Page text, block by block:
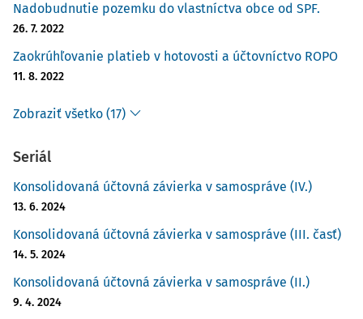
Nadobudnutie pozemku do vlastníctva obce od SPF.
26. 7. 2022
Zaokrúhľovanie platieb v hotovosti a účtovníctvo ROPO
11. 8. 2022
Zobraziť všetko (17)
Seriál
Konsolidovaná účtovná závierka v samospráve (IV.)
13. 6. 2024
Konsolidovaná účtovná závierka v samospráve (III. časť)
14. 5. 2024
Konsolidovaná účtovná závierka v samospráve (II.)
9. 4. 2024